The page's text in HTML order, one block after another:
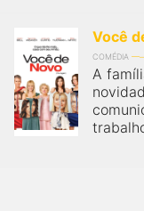
Você
COMÉDIA
A